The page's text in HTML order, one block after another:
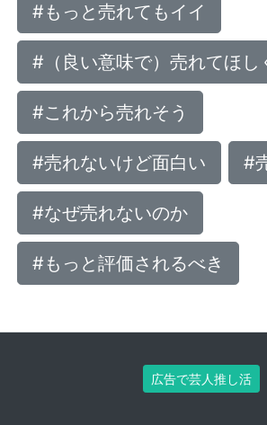
#もっと売れてもイイ
#（良い意味で）売れてほし
#これから売れそう
#売れないけど面白い #
#なぜ売れないのか
#もっと評価されるべき
広告で芸人推し活